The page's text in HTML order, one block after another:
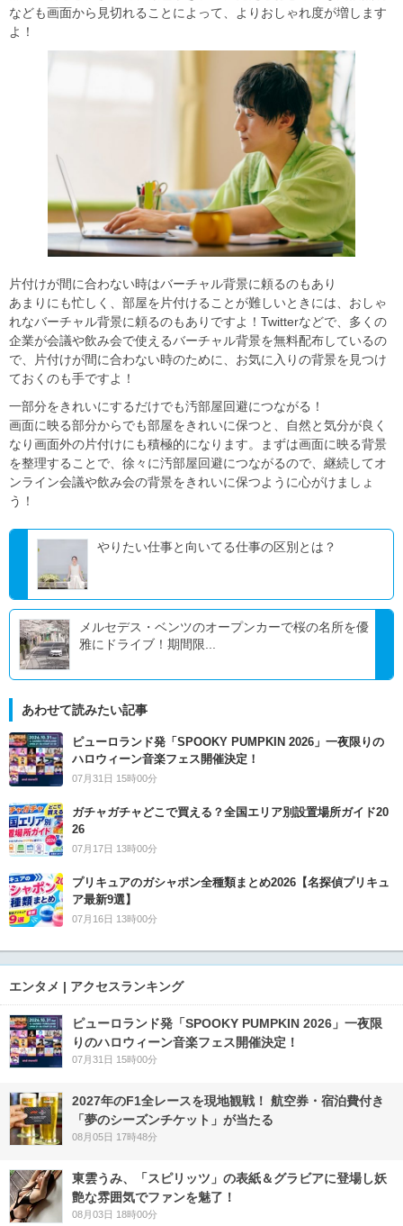
なども画面から見切れることによって、よりおしゃれ度が増します
よ！
片付けが間に合わない時はバーチャル背景に頼るのもあり
あまりにも忙しく、部屋を片付けることが難しいときには、おしゃ
れなバーチャル背景に頼るのもありですよ！Twitterなどで、多くの
企業が会議や飲み会で使えるバーチャル背景を無料配布しているの
で、片付けが間に合わない時のために、お気に入りの背景を見つけ
ておくのも手ですよ！
一部分をきれいにするだけでも汚部屋回避につながる！
画面に映る部分からでも部屋をきれいに保つと、自然と気分が良く
なり画面外の片付けにも積極的になります。まずは画面に映る背景
を整理することで、徐々に汚部屋回避につながるので、継続してオ
ンライン会議や飲み会の背景をきれいに保つように心がけましょ
う！
やりたい仕事と向いてる仕事の区別とは？
メルセデス・ベンツのオープンカーで桜の名所を優
雅にドライブ！期間限...
あわせて読みたい記事
ピューロランド発「SPOOKY PUMPKIN 2026」一夜限りの
ハロウィーン音楽フェス開催決定！
07月31日 15時00分
ガチャガチャどこで買える？全国エリア別設置場所ガイド20
26
07月17日 13時00分
プリキュアのガシャポン全種類まとめ2026【名探偵プリキュ
ア最新9選】
07月16日 13時00分
エンタメ | アクセスランキング
ピューロランド発「SPOOKY PUMPKIN 2026」一夜限
りのハロウィーン音楽フェス開催決定！
07月31日 15時00分
2027年のF1全レースを現地観戦！ 航空券・宿泊費付き
「夢のシーズンチケット」が当たる
08月05日 17時48分
東雲うみ、「スピリッツ」の表紙＆グラビアに登場し妖
艶な雰囲気でファンを魅了！
08月03日 18時00分